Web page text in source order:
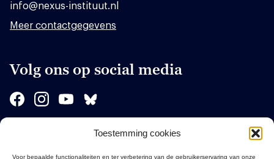
Toestemming cookies
Voor bepaalde functionaliteiten en ter verbetering van de gebruikerservaring van onze
info@nexus-instituut.nl
Meer contactgegevens
Volg ons op social media